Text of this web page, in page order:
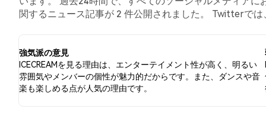
関するニュース記事が 2 件公開されました。 Twitterで
強気派の意見
ICECREAMを見る理由は、エンターテイメント性が高く、明るい
雰囲気やメンバーの個性が魅力的だからです。また、ダンスや音
楽も楽しめる点が人気の理由です。